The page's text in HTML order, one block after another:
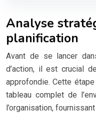
Analyse
planification
Avant de se lancer
d’action, il est crucial
approfondie. Cette
tableau complet de
l’organisation,